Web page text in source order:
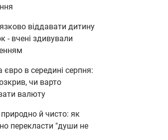
віддавати дитину
- вчені здивували
євро в середині серпня:
чи варто
валюту
й чисто: як
перекласти "души не